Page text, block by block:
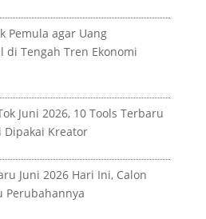
Pemula agar Uang
Tengah Tren Ekonomi
Juni 2026, 10 Tools Terbaru
Dipakai Kreator
Juni 2026 Hari Ini, Calon
Perubahannya